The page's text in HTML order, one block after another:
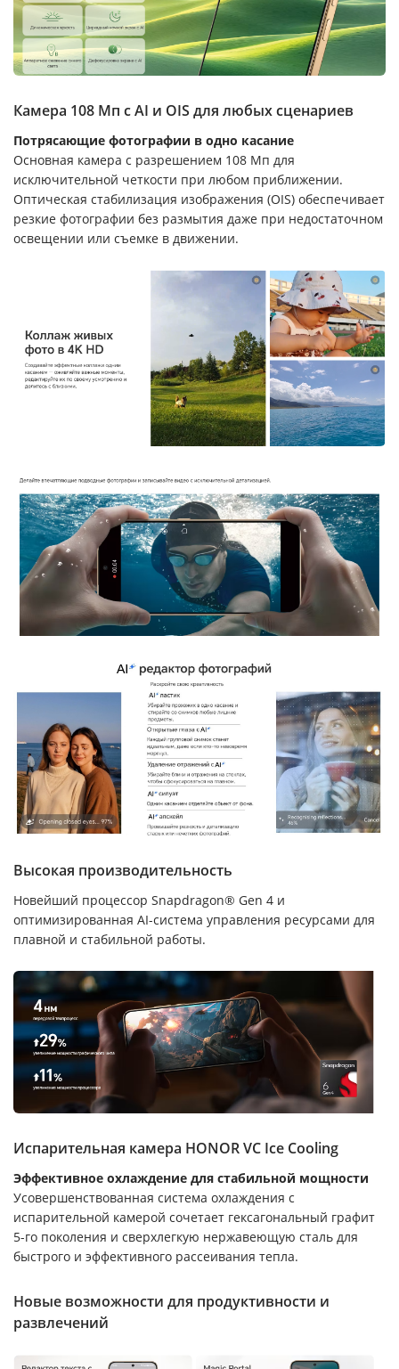
Камера 108 Мп с AI и OIS для любых сценариев
Потрясающие фотографии в одно касание
Основная камера с разрешением 108 Мп для
исключительной четкости при любом приближении.
Оптическая стабилизация изображения (OIS) обеспечивает
резкие фотографии без размытия даже при недостаточном
освещении или съемке в движении.
Высокая производительность
Новейший процессор Snapdragon® Gen 4 и
оптимизированная AI-система управления ресурсами для
плавной и стабильной работы.
Испарительная камера HONOR VC Ice Cooling
Эффективное охлаждение для стабильной мощности
Усовершенствованная система охлаждения с
испарительной камерой сочетает гексагональный графит
5-го поколения и сверхлегкую нержавеющую сталь для
быстрого и эффективного рассеивания тепла.
Новые возможности для продуктивности и
развлечений